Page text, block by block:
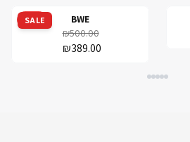
מבצע
SALE
BWE
₪500.00
₪389.00